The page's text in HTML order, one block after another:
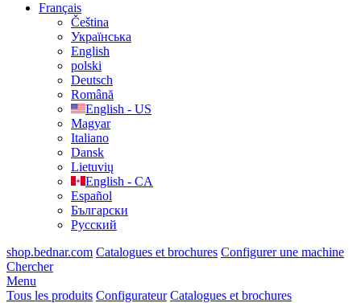
Français
Čeština
Українська
English
polski
Deutsch
Română
English - US
Magyar
Italiano
Dansk
Lietuvių
English - CA
Español
Български
Русский
shop.bednar.com Catalogues et brochures Configurer une machine
Chercher
Menu
Tous les produits Configurateur Catalogues et brochures